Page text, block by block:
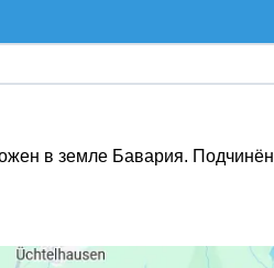
в земле Бавария. Подчинён